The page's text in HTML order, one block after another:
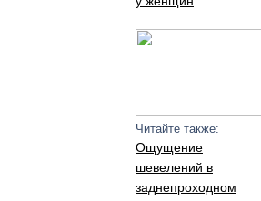
Читайте также:
Ощущение
шевелений в
заднепроходном